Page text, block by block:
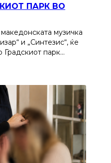
ПАРК ВО
музичка
и „Синтезис“, ќе
Градскиот парк…